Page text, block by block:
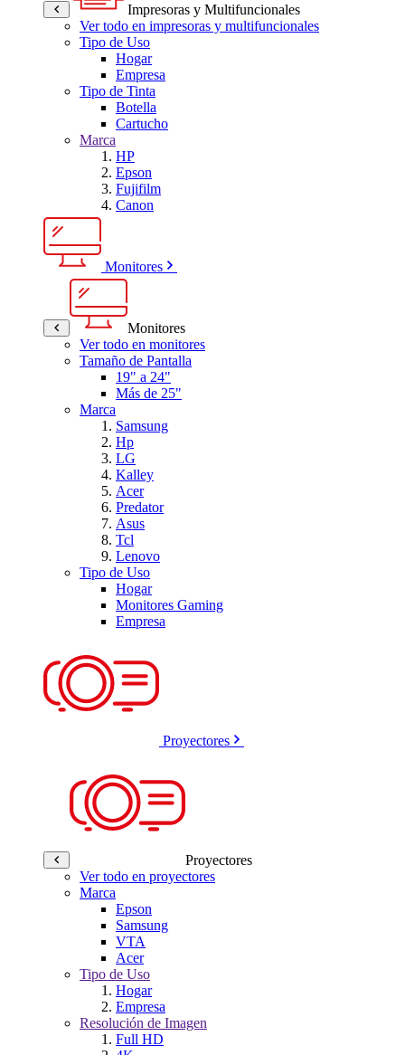
Impresoras y Multifuncionales
Ver todo en impresoras y multifuncionales
Tipo de Uso
Hogar
Empresa
Tipo de Tinta
Botella
Cartucho
Marca
HP
Epson
Fujifilm
Canon
Monitores
Monitores
Ver todo en monitores
Tamaño de Pantalla
19" a 24"
Más de 25"
Marca
Samsung
Hp
LG
Kalley
Acer
Predator
Asus
Tcl
Lenovo
Tipo de Uso
Hogar
Monitores Gaming
Empresa
Proyectores
Proyectores
Ver todo en proyectores
Marca
Epson
Samsung
VTA
Acer
Tipo de Uso
Hogar
Empresa
Resolución de Imagen
Full HD